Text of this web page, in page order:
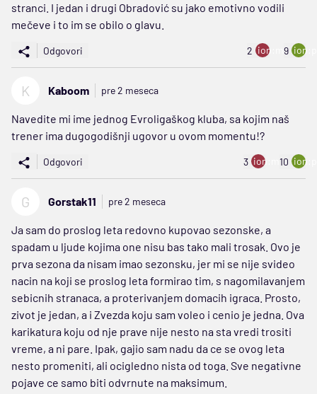
stranci. I jedan i drugi Obradović su jako emotivno vodili
mečeve i to im se obilo o glavu.
Odgovori 2 ion:minus
9
K Kaboom pre 2 meseca
Navedite mi ime jednog Evroligaškog kluba, sa kojim naš
trener ima dugogodišnji ugovor u ovom momentu!?
Odgovori 3 ion:minus
10
G Gorstak11 pre 2 meseca
Ja sam do proslog leta redovno kupovao sezonske, a
spadam u ljude kojima one nisu bas tako mali trosak. Ovo je
prva sezona da nisam imao sezonsku, jer mi se nije svideo
nacin na koji se proslog leta formirao tim, s nagomilavanjem
sebicnih stranaca, a proterivanjem domacih igraca. Prosto,
zivot je jedan, a i Zvezda koju sam voleo i cenio je jedna. Ova
karikatura koju od nje prave nije nesto na sta vredi trositi
vreme, a ni pare. Ipak, gajio sam nadu da ce se ovog leta
nesto promeniti, ali ocigledno nista od toga. Sve negativne
pojave ce samo biti odvrnute na maksimum.